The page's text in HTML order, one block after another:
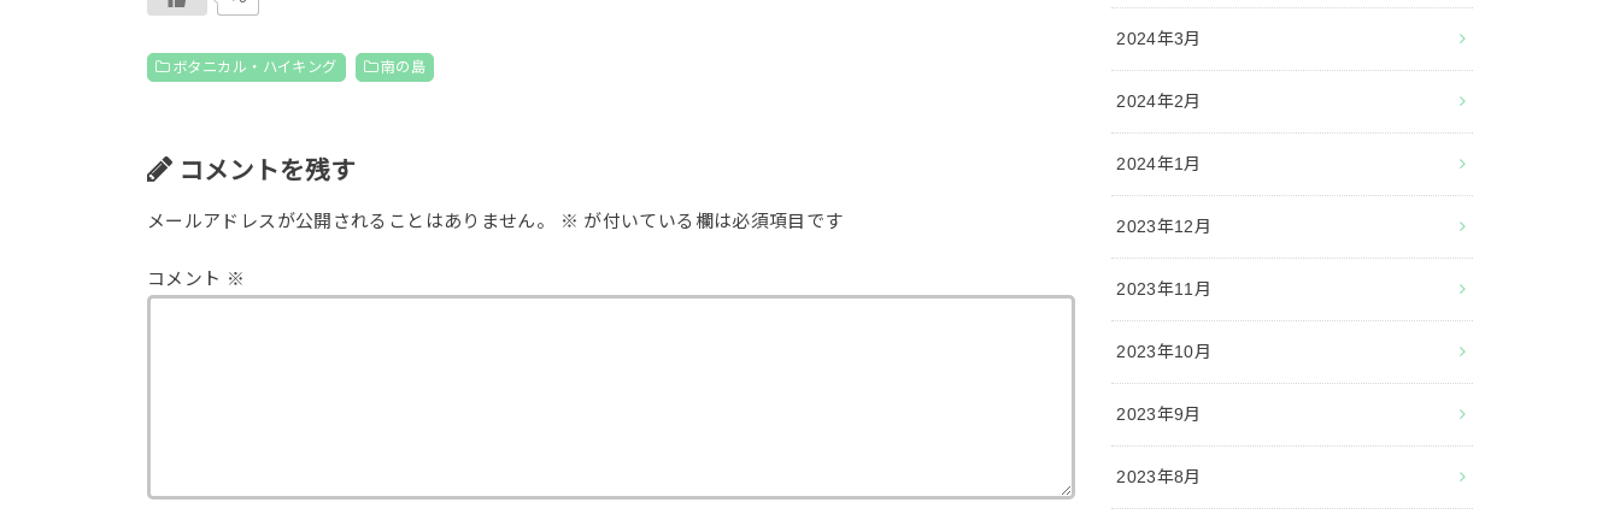
ボタニカル・ハイキング 南の島
コメントを残す
メールアドレスが公開されることはありません。 ※ が付いている欄は必須項目です
コメント ※
2024年3月
2024年2月
2024年1月
2023年12月
2023年11月
2023年10月
2023年9月
2023年8月